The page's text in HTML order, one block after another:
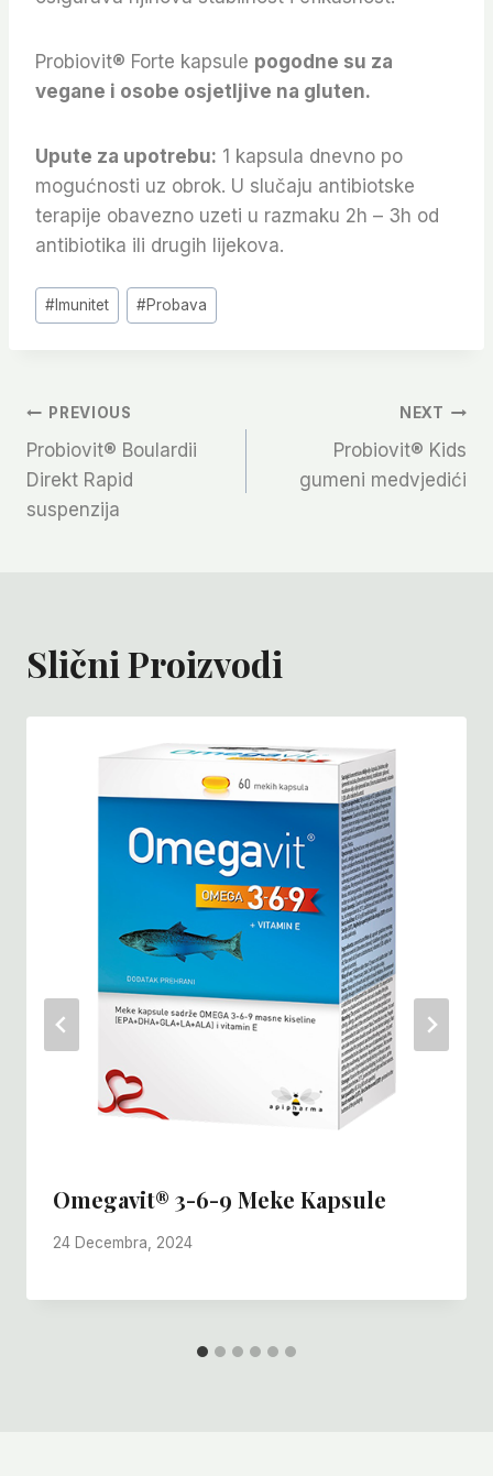
Probiovit® Forte kapsule pogodne su za
vegane i osobe osjetljive na gluten.
Upute za upotrebu: 1 kapsula dnevno po
mogućnosti uz obrok. U slučaju antibiotske
terapije obavezno uzeti u razmaku 2h – 3h od
antibiotika ili drugih lijekova.
Post
Tags:
#Imunitet #Probava
Navigacija
Članaka
PREVIOUS
Probiovit® Boulardii
Direkt Rapid
suspenzija
NEXT
Probiovit® Kids
gumeni medvjedići
Slični Proizvodi
Omegavit® 3-6-9 Meke Kapsule
24 Decembra, 2024